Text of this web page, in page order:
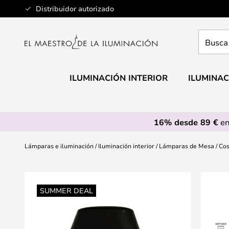
Distribuidor autorizado
Ir
al
aquí
ILUMINACIÓN INTERIOR
16% desde 89 €
Lámparas e iluminación Iluminación interior Lámparas de Mesa
SUMMER DEAL